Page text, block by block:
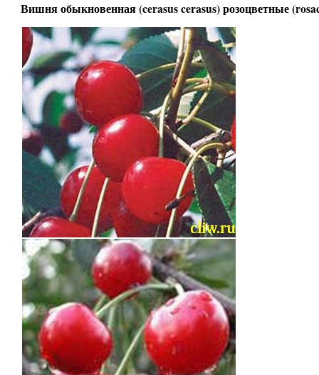
Вишня обыкновенная (cerasus cerasus) розоцветные